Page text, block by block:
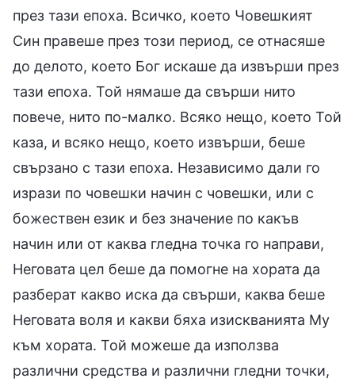
през тази епоха. Всичко, което Човешкият
Син правеше през този период, се отнасяше
до делото, което Бог искаше да извърши през
тази епоха. Той нямаше да свърши нито
повече, нито по-малко. Всяко нещо, което Той
каза, и всяко нещо, което извърши, беше
свързано с тази епоха. Независимо дали го
изрази по човешки начин с човешки, или с
божествен език и без значение по какъв
начин или от каква гледна точка го направи,
Неговата цел беше да помогне на хората да
разберат какво иска да свърши, каква беше
Неговата воля и какви бяха изискванията Му
към хората. Той можеше да използва
различни средства и различни гледни точки,